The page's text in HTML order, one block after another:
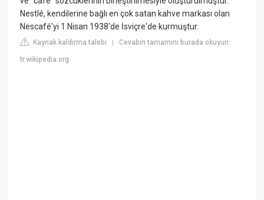
Nestlé, kendilerine bağlı en çok satan kahve markası olan
Nescafé'yi 1 Nisan 1938'de İsviçre'de kurmuştur.
Kaynak kaldırma talebi |Cevabın tamamını burada okuyun:
tr.wikipedia.org